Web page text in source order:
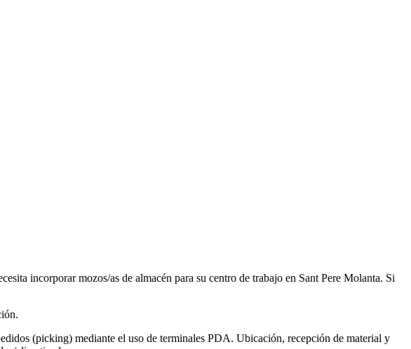
incorporar mozos/as de almacén para su centro de trabajo en Sant Pere Molanta. Si
(picking) mediante el uso de terminales PDA. Ubicación, recepción de material y